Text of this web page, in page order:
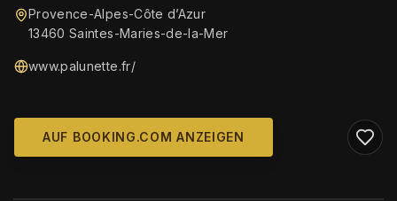
Provence-Alpes-Côte d’Azur
13460 Saintes-Maries-de-la-Mer
www.palunette.fr/
AUF BOOKING.COM ANZEIGEN